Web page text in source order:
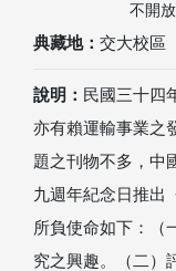
典藏地： 交大校區
說明： 民國三十四
亦有賴運輸事業之
題之刊物不多，中
九週年紀念日推出
所負使命如下：（
究之興趣。（二）
不開